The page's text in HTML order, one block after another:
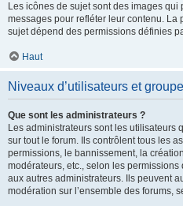
Les icônes de sujet sont des images
messages pour refléter leur contenu. La
sujet dépend des permissions définies
Haut
Niveaux d’utilisateurs et
Que sont les administrateurs ?
Les administrateurs sont les utilisateurs
sur tout le forum. Ils contrôlent tous les
permissions, le bannissement, la
modérateurs, etc., selon les
aux autres administrateurs. Ils peuvent
modération sur l’ensemble des forums,